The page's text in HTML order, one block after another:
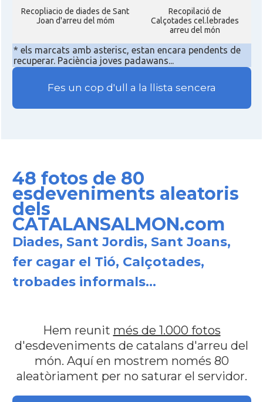
Recopliacio de diades de Sant
Joan d'arreu del móm
Recopilació de
Calçotades cel.lebrades
arreu del món
* els marcats amb asterisc, estan encara pendents de
recuperar. Paciència joves padawans...
Fes un cop d'ull a la llista sencera
48 fotos de 80
esdeveniments aleatoris
dels
CATALANSALMON.com
Diades, Sant Jordis, Sant Joans,
fer cagar el Tió, Calçotades,
trobades informals...
Hem reunit més de 1.000 fotos
d'esdeveniments de catalans d'arreu del
món. Aquí en mostrem només 80
aleatòriament per no saturar el servidor.